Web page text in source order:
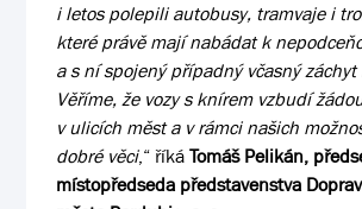
i letos polepili autobusy, tramvaje i
které právě mají nabádat k
a s ní spojený případný včasný
Věříme, že vozy s knírem vzbudí
v ulicích měst a v rámci našich
dobré věci,“ říkáTomáš Pelikán,
místopředseda představenstva